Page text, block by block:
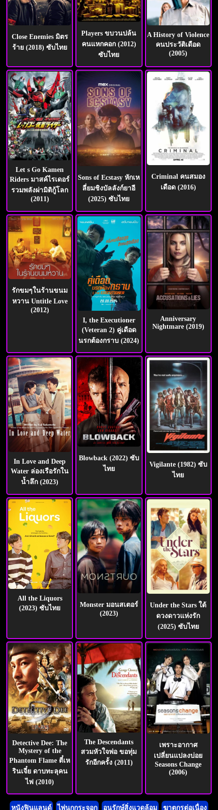
Close Enemies มิตร
ร้าย (2018) ซับไทย
Players ขบวนปล้น
คนแหกคอก (2012)
ซับไทย
A History of Violence
คนประวัติเดือด
(2005)
Let s Go Kamen
Riders มาสค์ไรเดอร์
รวมพลังผ่ามิติกู้โลก
(2011)
Sons of Ecstasy หักเห
ลี่ยมชิงบัลลังก์ยาอี
(2025) ซับไทย
Criminal คนสมอง
เดือด (2016)
รักขมๆในร้านขนม
หวาน Untitle Love
(2012)
I, the Executioner
(Veteran 2) คู่เดือด
นรกต้องกราบ (2024)
Anniversary
Nightmare (2019)
In Love and Deep
Water ล่องเรือรักใน
น้ำลึก (2023)
Blowback (2022) ซับ
ไทย
Vigilante (1982) ซับ
ไทย
All the Liquors
(2023) ซับไทย
Monster มอนสเตอร์
(2023)
Under the Stars ใต้
ดวงดาวแห่งรัก
(2025) ซับไทย
Detective Dee: The
Mystery of the
Phantom Flame ตี๋เห
รินเจี๋ย ดาบทะลุคน
ไฟ (2010)
The Descendants
สวมหัวใจพ่อ ขอทุ่ม
รักอีกครั้ง (2011)
เพราะอากาศ
เปลี่ยนแปลงบ่อย
Seasons Change
(2006)
หนังฟินแลนด์ ไพ่นกกระจอก อนุรักษ์สิ่งแวดล้อม ฆาตกรต่อเนื่อง